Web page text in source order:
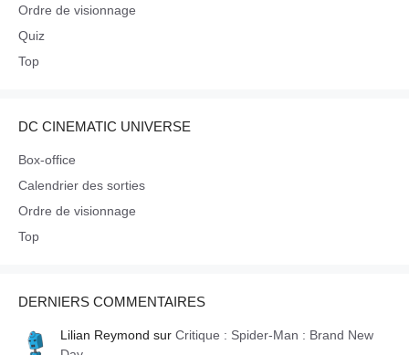
Ordre de visionnage
Quiz
Top
DC CINEMATIC UNIVERSE
Box-office
Calendrier des sorties
Ordre de visionnage
Top
DERNIERS COMMENTAIRES
Lilian Reymond sur Critique : Spider-Man : Brand New